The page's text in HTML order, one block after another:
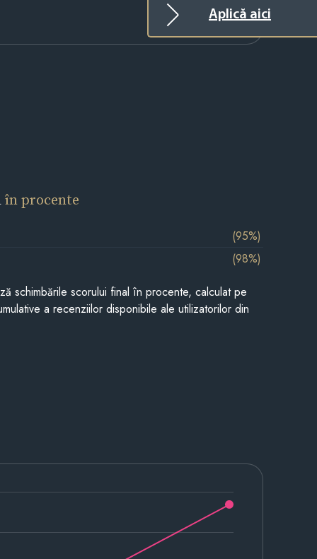
Aplică aici
în procente
(95%)
(98%)
schimbările scorului final în procente, calculat pe
a recenziilor disponibile ale utilizatorilor din